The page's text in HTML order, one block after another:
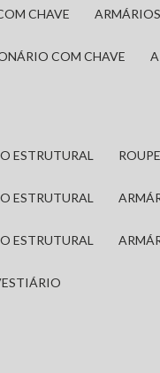
CHAVE
COM CHAVE
ESTRUTURAL
ESTRUTURAL
ESTRUTURAL